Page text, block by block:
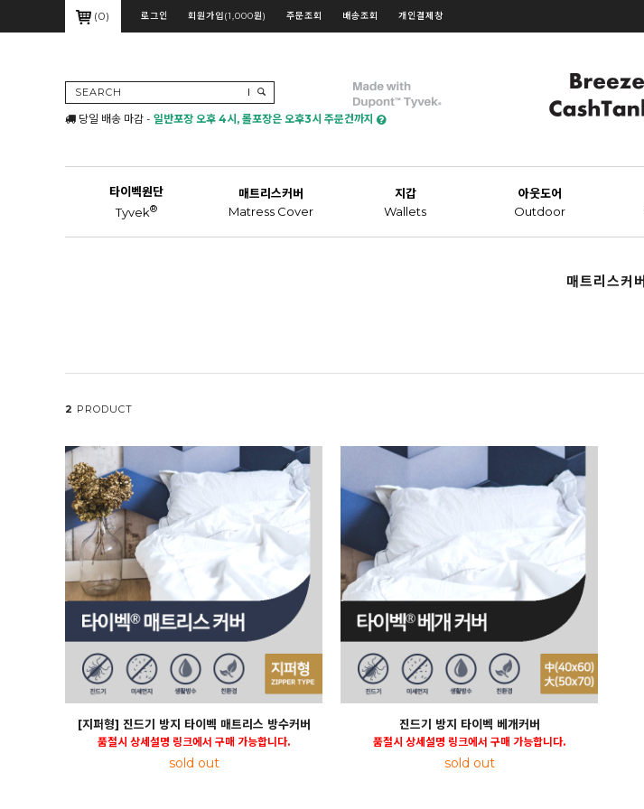
(0) 로그인 회원가입(1,000원) 주문조회 배송조회 개인결제창
SEARCH
당일 배송 마감 - 일반포장 오후 4시, 롤포장은 오후3시 주문건까지
타이벡원단
Tyvek®
매트리스커버
Matress Cover
지갑
Wallets
아웃도어
Outdoor
매트리스커버
2 PRODUCT
[지퍼형] 진드기 방지 타이벡 매트리스 방수커버
품절시 상세설명 링크에서 구매 가능합니다.
sold out
진드기 방지 타이벡 베개커버
품절시 상세설명 링크에서 구매 가능합니다.
sold out